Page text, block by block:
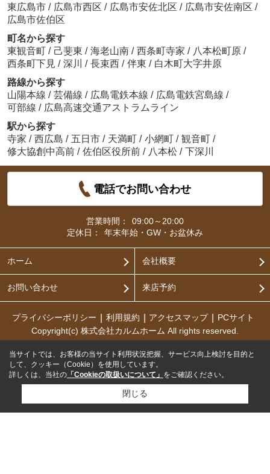
東広島市 / 広島市西区 / 広島市安佐北区 / 広島市安佐南区 /
広島市佐伯区
町名から探す
東観音町 / 己斐東 / 海老山南 / 西条町寺家 / 八本松町原 /
西条町下見 / 深川 / 長束西 / 伴東 / 白木町大字井原
路線から探す
山陽本線 / 芸備線 / 広島電鉄本線 / 広島電鉄宮島線 /
可部線 / 広島高速交通アストラムライン
駅から探す
寺家 / 西広島 / 五日市 / 天満町 / 小網町 / 観音町 /
修大協創中高前 / 佐伯区役所前 / 八本松 / 下深川
電話でお問い合わせ
営業時間：
09:00～20:00
定休日：
年末年始・GW・お盆休み
ホーム 会社概要
お問い合わせ 来店予約
プライバシーポリシー 利用規約 アクセスマップ
PCサイト
Copyright(c) 株式会社カルムホーム All rights reserved.
当サイトでは、お客様の当サイト利用状況把握、サービス向上検討を目的と
して、クッキー（Cookie）を使用しています。
詳しくは、当社の 「Cookieの取扱いについて」 をご確認ください。
閉じる